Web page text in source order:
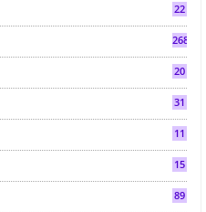
22
268
20
31
11
15
89